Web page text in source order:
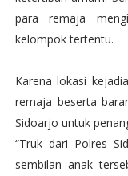
para remaja
kelompok tertentu.
Karena lokasi
remaja beserta
Sidoarjo untuk
“Truk dari Polres
sembilan anak